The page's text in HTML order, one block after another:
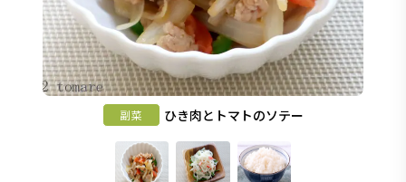
副菜 ひき肉とトマトのソテー